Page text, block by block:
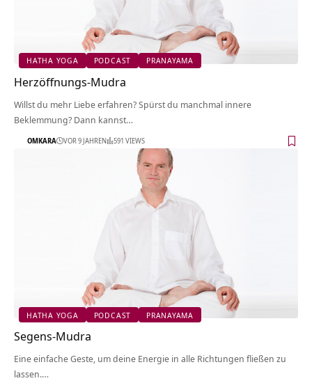
HATHA YOGA PODCAST PRANAYAMA
Herzöffnungs-Mudra
Willst du mehr Liebe erfahren? Spürst du manchmal innere
Beklemmung? Dann kannst…
OMKARA VOR 9 JAHREN 591 VIEWS
HATHA YOGA PODCAST PRANAYAMA
Segens-Mudra
Eine einfache Geste, um deine Energie in alle Richtungen fließen zu
lassen.…